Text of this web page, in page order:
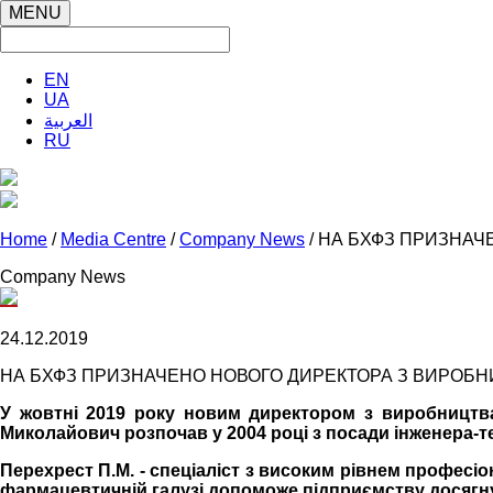
MENU
EN
UA
العربية
RU
Home / Media Centre /Company News / НА БХФЗ
Company News
24.12.2019
НА БХФЗ ПРИЗНАЧЕНО НОВОГО ДИРЕКТОРА З
У жовтні 2019 року новим директором з
Миколайович розпочав у 2004 році з посади
Перехрест П.М. - спеціаліст з високим рівнем